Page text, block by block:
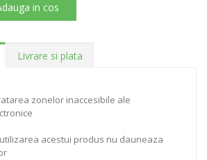
in cos
Livrare si plata
zonelor inaccesibile ale
acestui produs nu dauneaza